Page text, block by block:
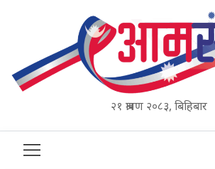
२१ श्रावण २०८३, बिहिबार